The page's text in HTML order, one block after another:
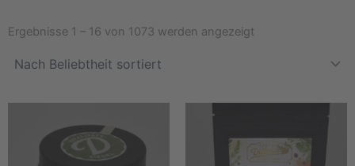
Ergebnisse 1 – 16 von 1073 werden angezeigt